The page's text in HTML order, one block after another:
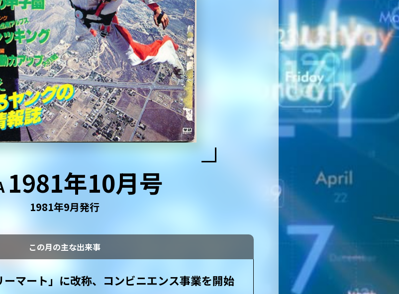
1981年10月号
1981年9月発行
この月の主な出来事
マート」に改称、コンビニエンス事業を開始